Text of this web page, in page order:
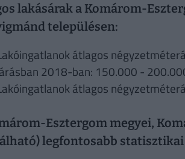
lakásárak a Komárom-
településen:
átlagos
2018-ban: 150.000 -
átlagos
Esztergom megyei,
legfontosabb